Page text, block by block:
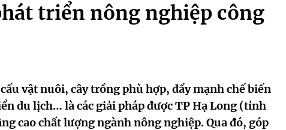
triển nông nghiệp công
vật nuôi, cây trồng phù hợp, đẩy mạnh chế biến
du lịch… là các giải pháp được TP Hạ Long (tỉnh
cao chất lượng ngành nông nghiệp. Qua đó, góp